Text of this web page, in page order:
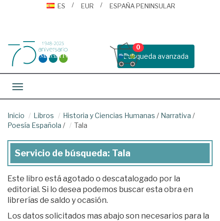
ES
EUR ESPAÑA PENINSULAR
Busqueda avanzada
0
Toggle navigation
Inicio Libros Historia y Ciencias Humanas / Narrativa /
Poesía Española / Tala
Servicio de búsqueda: Tala
Este libro está agotado o descatalogado por la
editorial. Si lo desea podemos buscar esta obra en
librerías de saldo y ocasión.
Los datos solicitados mas abajo son necesarios para la